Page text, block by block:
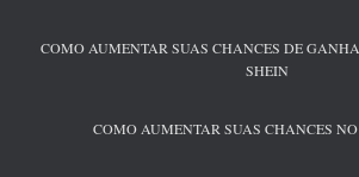
COMO AUMENTAR SUAS CHANCES DE
SHEIN
COMO AUMENTAR SUAS CHANCES